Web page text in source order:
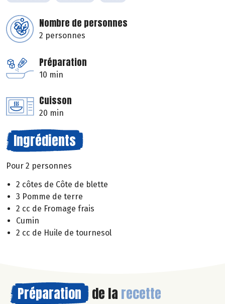
Nombre de personnes
2 personnes
Préparation
10 min
Cuisson
20 min
Ingrédients
Pour 2 personnes
2 côtes de Côte de blette
3 Pomme de terre
2 cc de Fromage frais
Cumin
2 cc de Huile de tournesol
Préparation de la recette